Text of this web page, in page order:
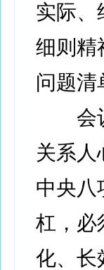
实际、
细则精
问题清
会议
关系人
中央八
杠，必
化、长